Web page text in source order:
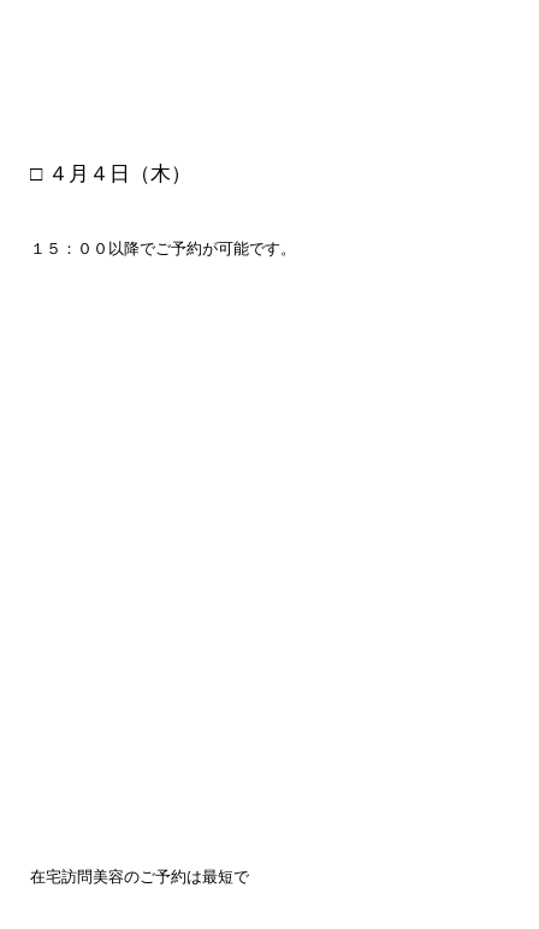
□ ４月４ 日（木）
１５：００以降でご予約が可能です。
在宅訪問美容のご予約は最短で